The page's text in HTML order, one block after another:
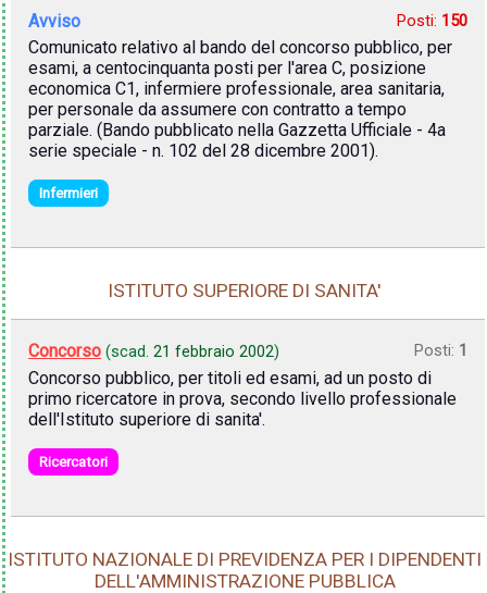
Avviso Posti: 150
Comunicato relativo al bando del concorso pubblico, per
esami, a centocinquanta posti per l'area C, posizione
economica C1, infermiere professionale, area sanitaria,
per personale da assumere con contratto a tempo
parziale. (Bando pubblicato nella Gazzetta Ufficiale - 4a
serie speciale - n. 102 del 28 dicembre 2001).
Infermieri
ISTITUTO SUPERIORE DI SANITA'
Concorso (scad. 21 febbraio 2002) Posti: 1
Concorso pubblico, per titoli ed esami, ad un posto di
primo ricercatore in prova, secondo livello professionale
dell'Istituto superiore di sanita'.
Ricercatori
ISTITUTO NAZIONALE DI PREVIDENZA PER I DIPENDENTI
DELL'AMMINISTRAZIONE PUBBLICA